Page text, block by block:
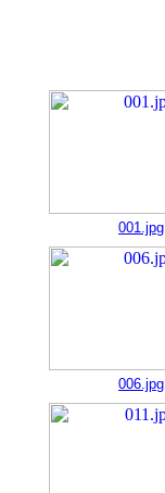
001.jpg
006.jpg